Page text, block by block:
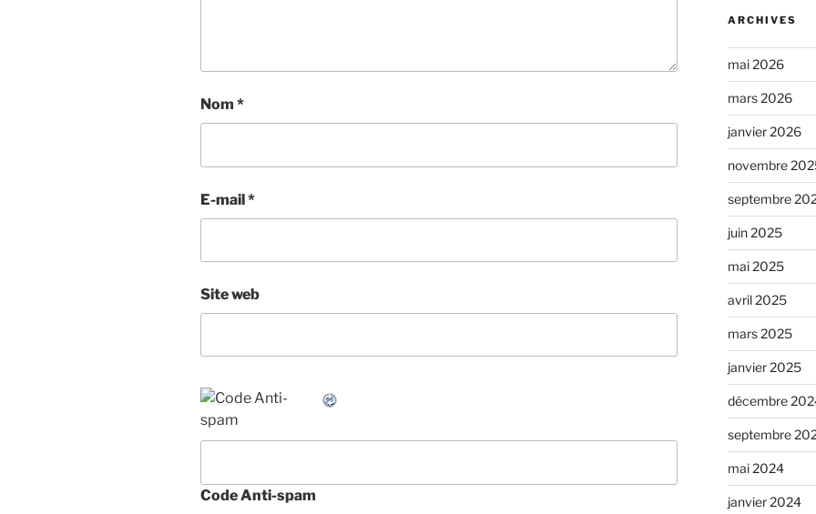
Nom *
E-mail*
Site web
Code Anti-spam
ARCHIVES
mai 2026
mars 2026
janvier 2026
novembre
septembre
juin 2025
mai 2025
avril 2025
mars 2025
janvier 2025
décembre
septembre
mai 2024
janvier 2024